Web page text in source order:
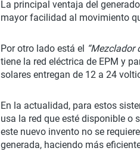
La principal ventaja del
mayor facilidad al movimiento
Por otro lado está el “Mezclador
tiene la red eléctrica de EPM y
solares entregan de 12 a 24
En la actualidad, para estos
usa la red que esté disponible o
este nuevo invento no se
generada, haciendo más